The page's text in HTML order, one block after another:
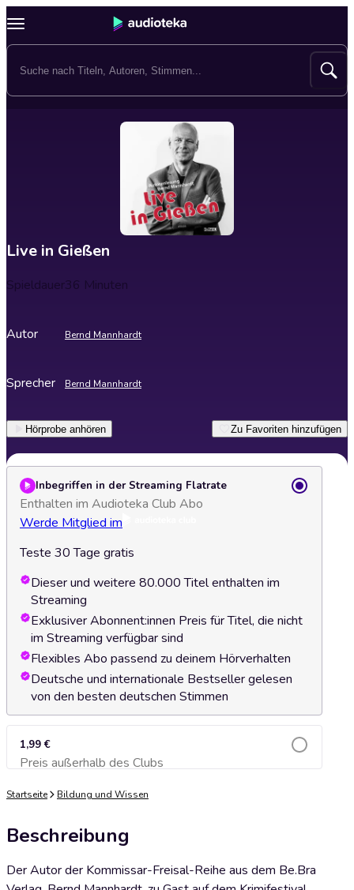
Live in Gießen
Spieldauer36 Minuten
Autor Bernd Mannhardt
Sprecher Bernd Mannhardt
Hörprobe anhören Zu Favoriten hinzufügen
Inbegriffen in der Streaming Flatrate
Enthalten im Audioteka Club Abo
Werde Mitglied im
Teste 30 Tage gratis
Dieser und weitere 80.000 Titel enthalten im
Streaming
Exklusiver Abonnent:innen Preis für Titel, die nicht
im Streaming verfügbar sind
Flexibles Abo passend zu deinem Hörverhalten
Deutsche und internationale Bestseller gelesen
von den besten deutschen Stimmen
1,99 €
Preis außerhalb des ClubsZum Warenkorb hinzufügen
Startseite Bildung und Wissen
Beschreibung
Der Autor der Kommissar-Freisal-Reihe aus dem Be.Bra